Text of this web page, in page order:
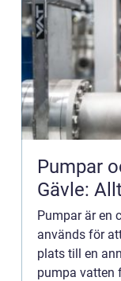
Pumpar
Gävle:
Pumpar är en
används för
plats till en
pumpa vatten